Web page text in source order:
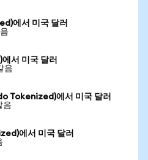
에서 미국 달러
서 미국 달러
음
Tokenized)에서 미국 달러
음
에서 미국 달러